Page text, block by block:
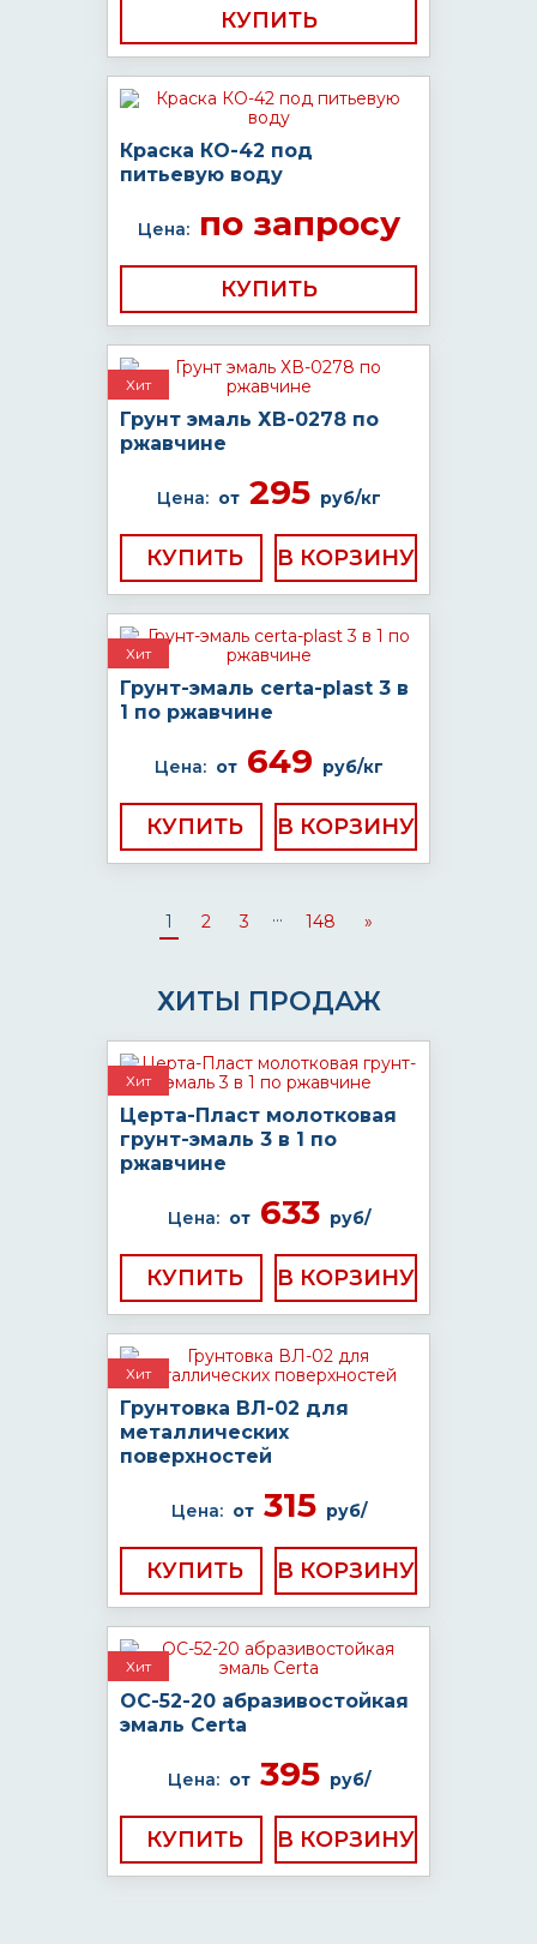
КУПИТЬ
Краска КО-42 под
питьевую воду
Цена:по запросу
КУПИТЬ
Хит
Грунт эмаль ХВ-0278 по
ржавчине
Цена: от295 руб/кг
КУПИТЬ
Хит
Грунт-эмаль certa-plast 3 в
1 по ржавчине
Цена: от649 руб/кг
КУПИТЬ
1 2 3 ... 148 »
ХИТЫ ПРОДАЖ
Хит
Церта-Пласт молотковая
грунт-эмаль 3 в 1 по
ржавчине
Цена: от633 руб/
КУПИТЬ
Хит
Грунтовка ВЛ-02 для
металлических
поверхностей
Цена: от315 руб/
КУПИТЬ
Хит
ОС-52-20 абразивостойкая
эмаль Certa
Цена: от395 руб/
КУПИТЬ